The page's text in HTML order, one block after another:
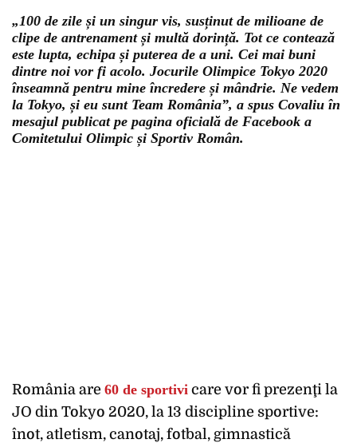
„100 de zile și un singur vis, susținut de milioane de
clipe de antrenament și multă dorință. Tot ce contează
este lupta, echipa și puterea de a uni. Cei mai buni
dintre noi vor fi acolo. Jocurile Olimpice Tokyo 2020
înseamnă pentru mine încredere și mândrie. Ne vedem
la Tokyo, și eu sunt Team România”, a spus Covaliu în
mesajul publicat pe pagina oficială de Facebook a
Comitetului Olimpic și Sportiv Român.
România are 60 de sportivi care vor fi prezenţi la
JO din Tokyo 2020, la 13 discipline sportive:
înot, atletism, canotaj, fotbal, gimnastică